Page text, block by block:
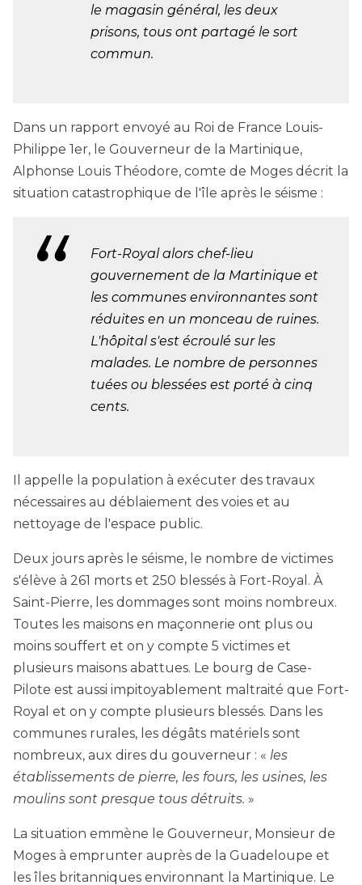
le magasin général, les deux
prisons, tous ont partagé le sort
commun.
Dans un rapport envoyé au Roi de France Louis-
Philippe 1er, le Gouverneur de la Martinique,
Alphonse Louis Théodore, comte de Moges décrit la
situation catastrophique de l'île après le séisme :
Fort-Royal alors chef-lieu
gouvernement de la Martinique et
les communes environnantes sont
réduites en un monceau de ruines.
L'hôpital s'est écroulé sur les
malades. Le nombre de personnes
tuées ou blessées est porté à cinq
cents.
Il appelle la population à exécuter des travaux
nécessaires au déblaiement des voies et au
nettoyage de l'espace public.
Deux jours après le séisme, le nombre de victimes
s'élève à 261 morts et 250 blessés à Fort-Royal. À
Saint-Pierre, les dommages sont moins nombreux.
Toutes les maisons en maçonnerie ont plus ou
moins souffert et on y compte 5 victimes et
plusieurs maisons abattues. Le bourg de Case-
Pilote est aussi impitoyablement maltraité que Fort-
Royal et on y compte plusieurs blessés. Dans les
communes rurales, les dégâts matériels sont
nombreux, aux dires du gouverneur : « les
établissements de pierre, les fours, les usines, les
moulins sont presque tous détruits. »
La situation emmène le Gouverneur, Monsieur de
Moges à emprunter auprès de la Guadeloupe et
les îles britanniques environnant la Martinique. Le